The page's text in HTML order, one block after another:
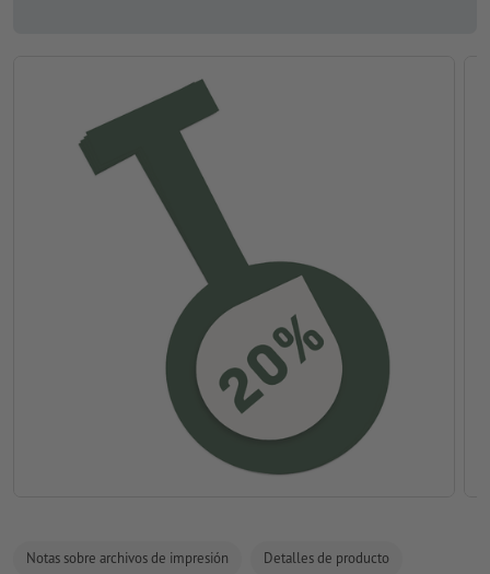
Notas sobre archivos de impresión Detalles de producto